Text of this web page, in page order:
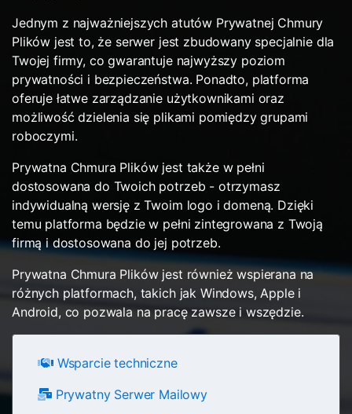
Jednym z najważniejszych atutów Prywatnej Chmury
Plików jest to, że serwer jest zbudowany specjalnie dla
Twojej firmy, co gwarantuje najwyższy poziom
prywatności i bezpieczeństwa. Ponadto, platforma
oferuje łatwe zarządzanie użytkownikami oraz
możliwość dzielenia się plikami pomiędzy grupami
roboczymi.
Prywatna Chmura Plików jest także w pełni
dostosowana do Twoich potrzeb - otrzymasz
indywidualną wersję z Twoim logo i domeną. Dzięki
temu platforma będzie w pełni zintegrowana z Twoją
firmą i dostosowana do jej potrzeb.
Prywatna Chmura Plików jest również wspierana na
różnych platformach, takich jak Windows, Apple i
Android, co pozwala na pracę zawsze i wszędzie.
Wsparcie techniczne
Prywatny Serwer Mailowy